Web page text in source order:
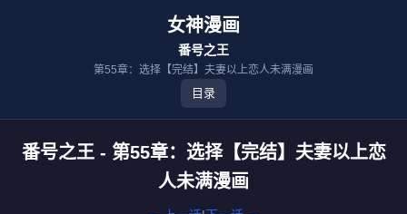
女神漫画
番号之王
第55章：选择【完结】夫妻以上恋人未满漫画
目录
番号之王 - 第55章：选择【完结】夫妻以上恋
人未满漫画